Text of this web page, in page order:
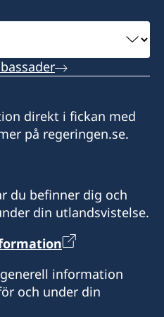
Abuja i alla ärenden.
hanterar
i alla ärenden.
direkt i fickan med
på regeringen.se.
du befinner dig och
din utlandsvistelse.
information
och under din